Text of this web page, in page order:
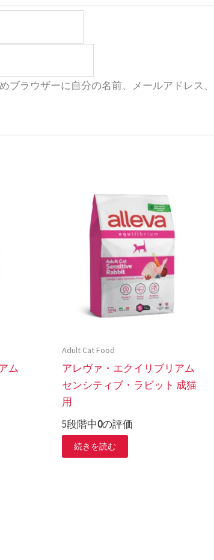
ブラウザーに自分の名前、メールアドレス、
ム
Adult Cat Food
アレヴァ・エクイリブリアム
センシティブ・ラビット 成猫
用
5段階中0の評価
続きを読む